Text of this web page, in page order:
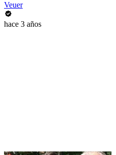
Veuer
hace 3 años